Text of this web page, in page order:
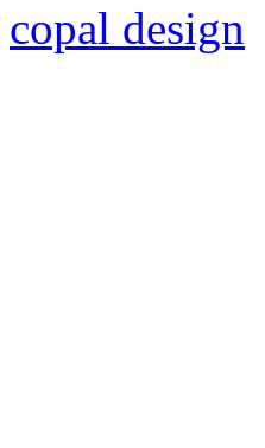
copal design